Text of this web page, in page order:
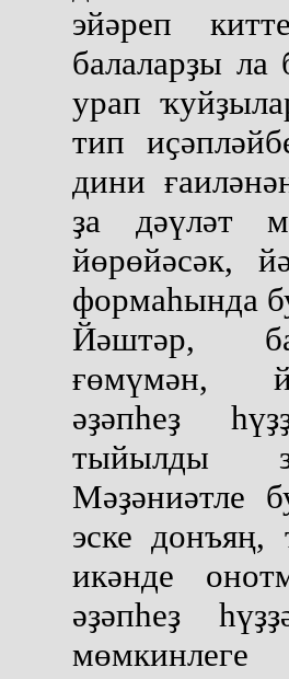
эйәреп
балаларҙы ла
урап
тип
дини
ҙа дәүләт
йөрөйәсәк,
формаһында
Йәштәр,
ғөмүмән,
әҙәпһеҙ
тыйылды
Мәҙәниәтле
эске донъяң,
икәнде
әҙәпһеҙ